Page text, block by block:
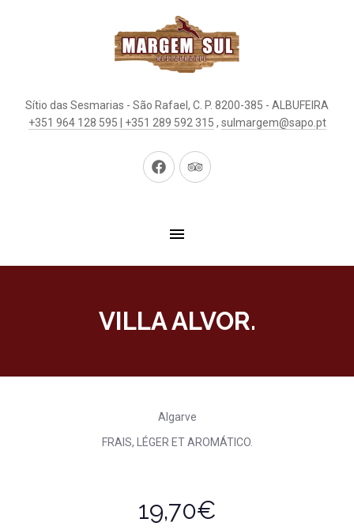
Sítio das Sesmarias - São Rafael, C. P. 8200-385 - ALBUFEIRA
+351 964 128 595 | +351 289 592 315 , sulmargem@sapo.pt
New
New
VILLA ALVOR.
Algarve
FRAIS, LÉGER ET AROMÁTICO.
19,70€